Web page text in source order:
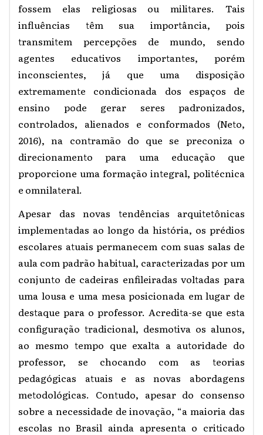
fossem elas religiosas ou militares. Tais
influências têm sua importância, pois
transmitem percepções de mundo, sendo
agentes educativos importantes, porém
inconscientes, já que uma disposição
extremamente condicionada dos espaços de
ensino pode gerar seres padronizados,
controlados, alienados e conformados (Neto,
2016), na contramão do que se preconiza o
direcionamento para uma educação que
proporcione uma formação integral, politécnica
e omnilateral.
Apesar das novas tendências arquitetônicas
implementadas ao longo da história, os prédios
escolares atuais permanecem com suas salas de
aula com padrão habitual, caracterizadas por um
conjunto de cadeiras enfileiradas voltadas para
uma lousa e uma mesa posicionada em lugar de
destaque para o professor. Acredita-se que esta
configuração tradicional, desmotiva os alunos,
ao mesmo tempo que exalta a autoridade do
professor, se chocando com as teorias
pedagógicas atuais e as novas abordagens
metodológicas. Contudo, apesar do consenso
sobre a necessidade de inovação, “a maioria das
escolas no Brasil ainda apresenta o criticado